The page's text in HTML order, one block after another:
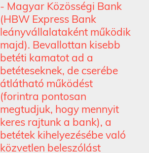
- Magyar Közösségi Bank
(HBW Express Bank
leányvállalataként működik
majd). Bevallottan kisebb
betéti kamatot ad a
betéteseknek, de cserébe
átlátható működést
(forintra pontosan
megtudjuk, hogy mennyit
keres rajtunk a bank), a
betétek kihelyezésébe való
közvetlen beleszólást